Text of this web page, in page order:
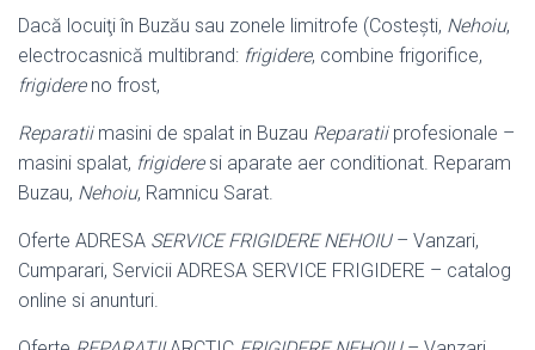
Dacă locuiţi în Buzău sau zonele limitrofe (Costeşti, Nehoiu,
electrocasnică multibrand: frigidere, combine frigorifice,
frigidereno frost,
Reparatiimasini de spalat in Buzau Reparatiiprofesionale –
masini spalat, frigideresi aparate aer conditionat. Reparam
Buzau, Nehoiu, Ramnicu Sarat.
Oferte ADRESA SERVICE FRIGIDERE NEHOIU– Vanzari,
Cumparari, Servicii ADRESA SERVICE FRIGIDERE – catalog
online si anunturi.